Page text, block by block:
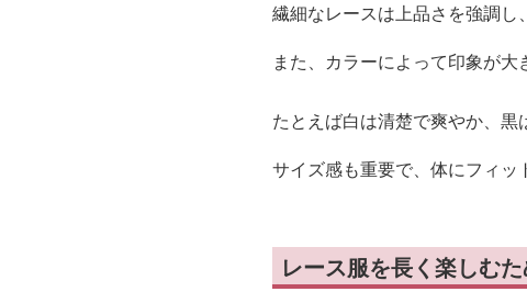
繊細なレースは上品さを強調し
また、カラーによって印象が大
たとえば白は清楚で爽やか、黒
サイズ感も重要で、体にフィッ
レース服を長く楽しむ